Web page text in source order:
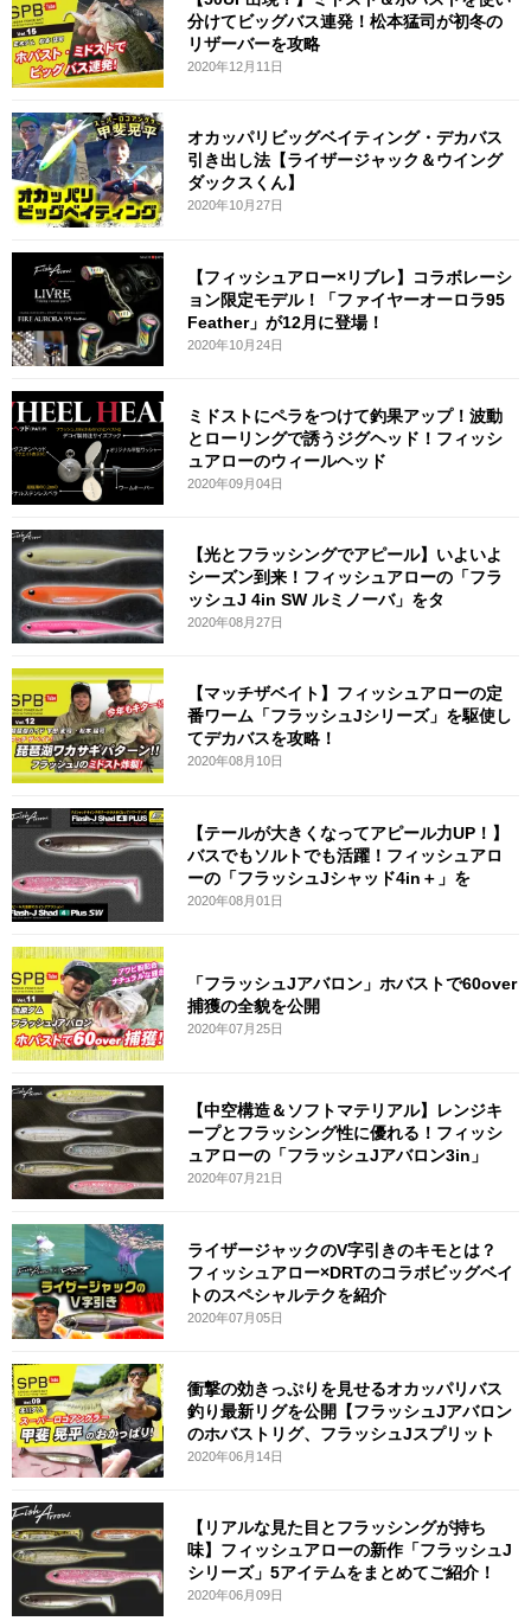
分けてビッグバス連発！松本猛司が初冬の
リザーバーを攻略
2020年12月11日
オカッパリビッグベイティング・デカバス
引き出し法【ライザージャック＆ウイング
ダックスくん】
2020年10月27日
【フィッシュアロー×リブレ】コラボレーシ
ョン限定モデル！「ファイヤーオーロラ95
Feather」が12月に登場！
2020年10月24日
ミドストにペラをつけて釣果アップ！波動
とローリングで誘うジグヘッド！フィッシ
ュアローのウィールヘッド
2020年09月04日
【光とフラッシングでアピール】いよいよ
シーズン到来！フィッシュアローの「フラ
ッシュJ 4in SW ルミノーバ」をタ
2020年08月27日
【マッチザベイト】フィッシュアローの定
番ワーム「フラッシュJシリーズ」を駆使し
てデカバスを攻略！
2020年08月10日
【テールが大きくなってアピール力UP！】
バスでもソルトでも活躍！フィッシュアロ
ーの「フラッシュJシャッド4in＋」を
2020年08月01日
「フラッシュJアバロン」ホバストで60over
捕獲の全貌を公開
2020年07月25日
【中空構造＆ソフトマテリアル】レンジキ
ープとフラッシング性に優れる！フィッシ
ュアローの「フラッシュJアバロン3in」
2020年07月21日
ライザージャックのV字引きのキモとは？
フィッシュアロー×DRTのコラボビッグベイ
トのスペシャルテクを紹介
2020年07月05日
衝撃の効きっぷりを見せるオカッパリバス
釣り最新リグを公開【フラッシュJアバロン
のホバストリグ、フラッシュJスプリット
2020年06月14日
【リアルな見た目とフラッシングが持ち
味】フィッシュアローの新作「フラッシュJ
シリーズ」5アイテムをまとめてご紹介！
2020年06月09日